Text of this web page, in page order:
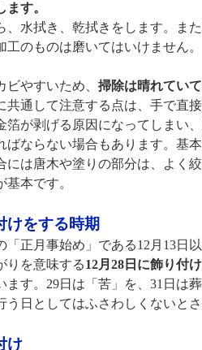
す。
、水拭き、乾拭きをします。ま
工のものは磨いてはいけません。
やすいため、 掃除は晴れてい
共通して注意する点は、手で直
箔が剥げる原因になってしまい
ばならない場合もあります。基
には唐木や塗りの部分は、よく
本です。
けをする時期
「正月事始め」である12月13日
りを意味する12月28日に飾り付
ます。29日は「苦」を、31日は
う日としてはふさわしくないとさ
け